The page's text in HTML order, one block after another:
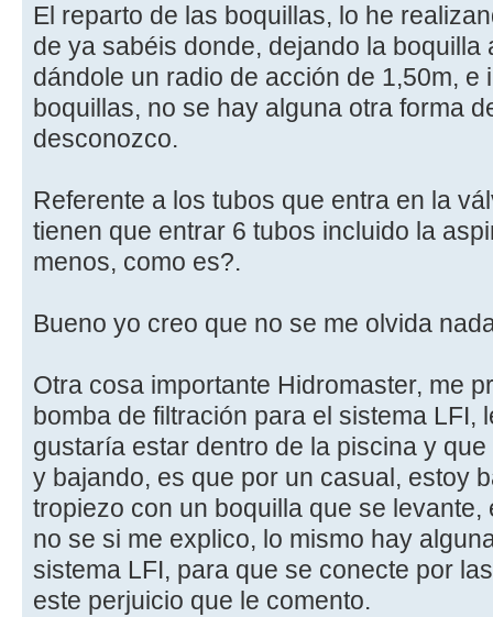
El reparto de las boquillas, lo he
de ya sabéis donde, dejando la
dándole un radio de acción de 1,50m, e
boquillas, no se hay alguna otra forma
desconozco.
Referente a los tubos que entra en la
tienen que entrar 6 tubos incluido la
menos, como es?.
Bueno yo creo que no se me olvida
Otra cosa importante Hidromaster, me
bomba de filtración para el sistema LFI,
gustaría estar dentro de la piscina y
y bajando, es que por un casual, estoy
tropiezo con un boquilla que se
no se si me explico, lo mismo hay
sistema LFI, para que se conecte por
este perjuicio que le comento.